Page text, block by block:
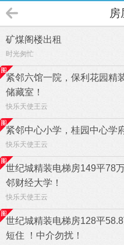
房
矿煤阁楼出租
时光匆忙
紧邻六馆一院，保利花园精
储藏室！
快乐天使王云
紧邻中心小学，桂园中心学
快乐天使王云
世纪城精装电梯房149平78
邻财经大学！
快乐天使王云
世纪城精装电梯房128平
短住 ！中介勿扰！